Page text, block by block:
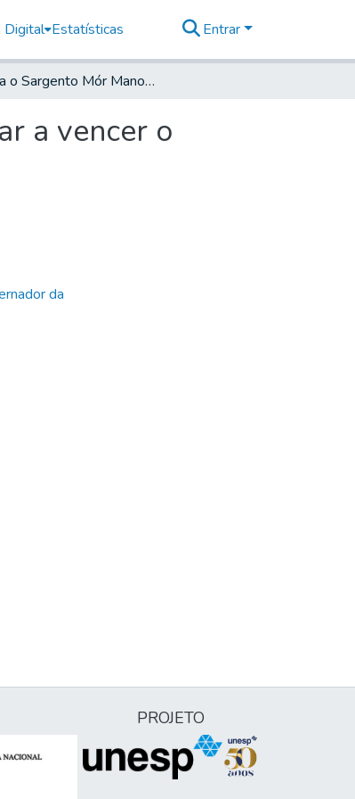
Digital Estatísticas Entrar
Para o Sargento Mór Manoel Joze da Nobrega Continuar a vencer o Soldo respectivo ao Seu Posto
a vencer o
da
PROJETO